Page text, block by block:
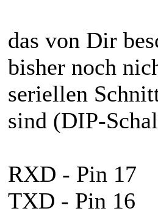
das von Dir
bisher noch
seriellen
sind (DIP-
RXD - Pin 17
TXD - Pin 16